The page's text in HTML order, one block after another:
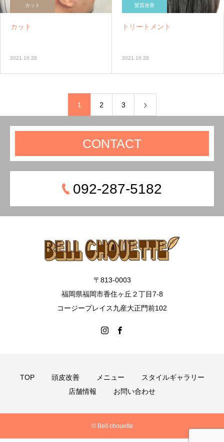
カット
カット
2021.10.28
髪質改善
トリートメント
2021.10.28
1 2 3
CONTACT
092-287-5182
〒813-0003
福岡県福岡市香住ヶ丘２丁目7-8
コージープレイス九産大正門前102
TOP 頭皮改善 メニュー
スタイルギャラリー
店舗情報
お問い合わせ
© Bell chouette